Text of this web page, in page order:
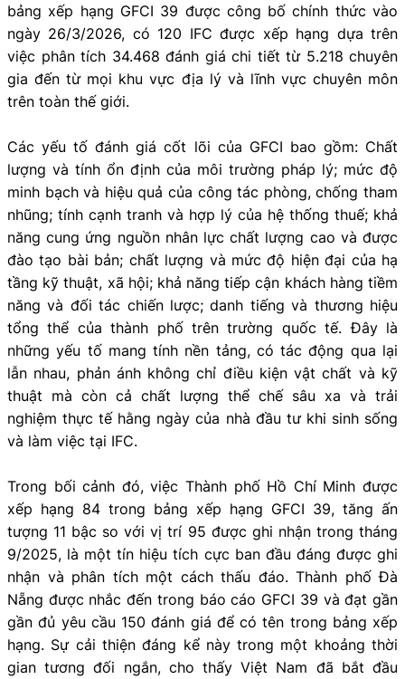
bảng xếp hạng GFCI 39 được công bố chính thức vào
ngày 26/3/2026, có 120 IFC được xếp hạng dựa trên
việc phân tích 34.468 đánh giá chi tiết từ 5.218 chuyên
gia đến từ mọi khu vực địa lý và lĩnh vực chuyên môn
trên toàn thế giới.
Các yếu tố đánh giá cốt lõi của GFCI bao gồm: Chất
lượng và tính ổn định của môi trường pháp lý; mức độ
minh bạch và hiệu quả của công tác phòng, chống tham
nhũng; tính cạnh tranh và hợp lý của hệ thống thuế; khả
năng cung ứng nguồn nhân lực chất lượng cao và được
đào tạo bài bản; chất lượng và mức độ hiện đại của hạ
tầng kỹ thuật, xã hội; khả năng tiếp cận khách hàng tiềm
năng và đối tác chiến lược; danh tiếng và thương hiệu
tổng thể của thành phố trên trường quốc tế. Đây là
những yếu tố mang tính nền tảng, có tác động qua lại
lẫn nhau, phản ánh không chỉ điều kiện vật chất và kỹ
thuật mà còn cả chất lượng thể chế sâu xa và trải
nghiệm thực tế hằng ngày của nhà đầu tư khi sinh sống
và làm việc tại IFC.
Trong bối cảnh đó, việc Thành phố Hồ Chí Minh được
xếp hạng 84 trong bảng xếp hạng GFCI 39, tăng ấn
tượng 11 bậc so với vị trí 95 được ghi nhận trong tháng
9/2025, là một tín hiệu tích cực ban đầu đáng được ghi
nhận và phân tích một cách thấu đáo. Thành phố Đà
Nẵng được nhắc đến trong báo cáo GFCI 39 và đạt gần
gần đủ yêu cầu 150 đánh giá để có tên trong bảng xếp
hạng. Sự cải thiện đáng kể này trong một khoảng thời
gian tương đối ngắn, cho thấy Việt Nam đã bắt đầu